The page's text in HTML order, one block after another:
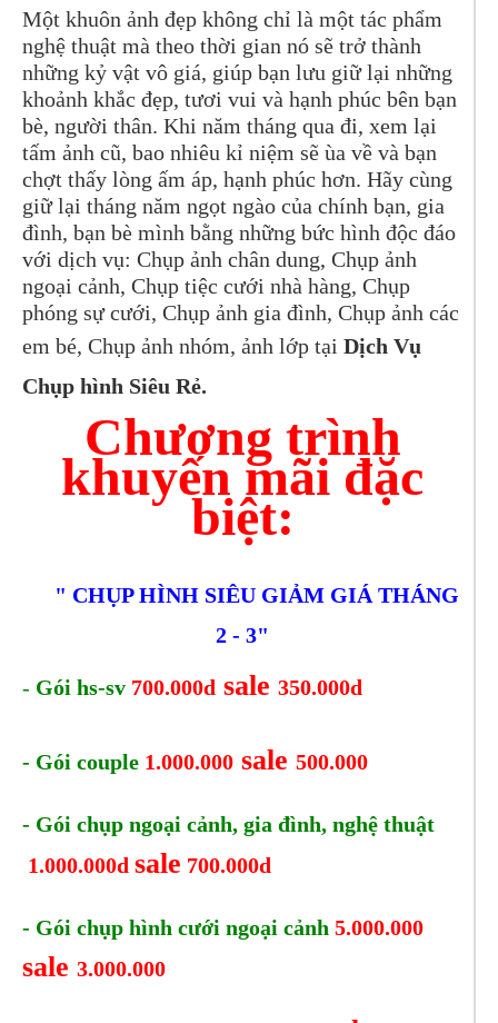
Một khuôn ảnh đẹp không chỉ là một tác phẩm
nghệ thuật mà theo thời gian nó sẽ trở thành
những kỷ vật vô giá, giúp bạn lưu giữ lại những
khoảnh khắc đẹp, tươi vui và hạnh phúc bên bạn
bè, người thân. Khi năm tháng qua đi, xem lại
tấm ảnh cũ, bao nhiêu kỉ niệm sẽ ùa về và bạn
chợt thấy lòng ấm áp, hạnh phúc hơn. Hãy cùng
giữ lại tháng năm ngọt ngào của chính bạn, gia
đình, bạn bè mình bằng những bức hình độc đáo
với dịch vụ: Chụp ảnh chân dung, Chụp ảnh
ngoại cảnh, Chụp tiệc cưới nhà hàng, Chụp
phóng sự cưới, Chụp ảnh gia đình, Chụp ảnh các
em bé, Chụp ảnh nhóm, ảnh lớp tại Dịch Vụ
Chụp hình Siêu Rẻ.
Chương trình
khuyến mãi đặc
biệt:
" CHỤP HÌNH SIÊU GIẢM GIÁ THÁNG
2 - 3"
- Gói hs-sv 700.000d sale 350.000d
- Gói couple 1.000.000 sale 500.000
- Gói chụp ngoại cảnh, gia đình, nghệ thuật
1.000.000d sale 700.000d
- Gói chụp hình cưới ngoại cảnh 5.000.000
sale 3.000.000